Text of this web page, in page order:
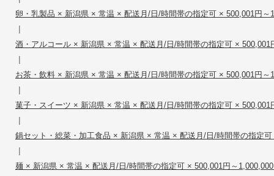
卵・乳製品 × 新潟県 × 常温 × 配送月/日/時間帯の指定可 × 500,001円～
|
酒・アルコール × 新潟県 × 常温 × 配送月/日/時間帯の指定可 × 500,001
|
お茶・飲料 × 新潟県 × 常温 × 配送月/日/時間帯の指定可 × 500,001円～
|
菓子・スイーツ × 新潟県 × 常温 × 配送月/日/時間帯の指定可 × 500,001
|
鍋セット・総菜・加工食品 × 新潟県 × 常温 × 配送月/日/時間帯の指定
|
麺 × 新潟県 × 常温 × 配送月/日/時間帯の指定可 × 500,001円～